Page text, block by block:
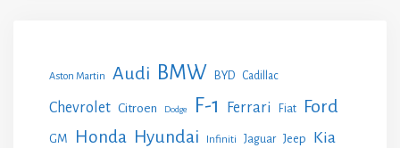
Aston Martin Audi BMW BYD Cadillac
Chevrolet Citroen Dodge F-1 Ferrari Fiat Ford
GM Honda Hyundai Infiniti Jaguar Jeep Kia